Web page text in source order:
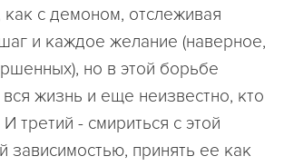
как с демоном, отслеживая
и каждое желание (наверное,
но в этой борьбе
жизнь и еще неизвестно, кто
третий - смириться с этой
зависимостью, принять ее как